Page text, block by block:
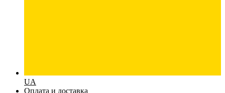
UA
Оплата и доставка